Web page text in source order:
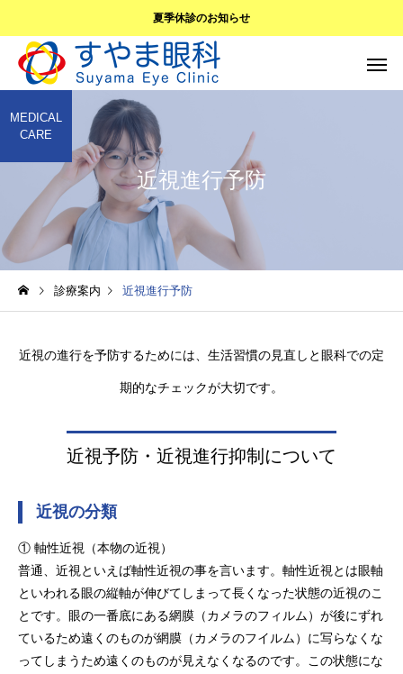
夏季休診のお知らせ
白内障
外眼部疾患 近視進行
眼瞼下垂
近視進行予防
MEDICAL
CARE
診療案内 近視進行予防
近視の進行を予防するためには、生活習慣の見直しと眼科での定
期的なチェックが大切です。
近視予防・近視進行抑制について
近視の分類
① 軸性近視（本物の近視）
普通、近視といえば軸性近視の事を言います。軸性近視とは眼軸
といわれる眼の縦軸が伸びてしまって長くなった状態の近視のこ
とです。眼の一番底にある網膜（カメラのフィルム）が後にずれ
ているため遠くのものが網膜（カメラのフイルム）に写らなくな
ってしまうため遠くのものが見えなくなるのです。この状態にな